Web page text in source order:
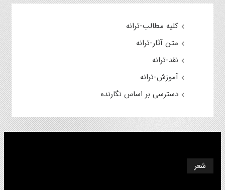
کلیه مطالب-ترانه
متن آثار-ترانه
نقد-ترانه
آموزش-ترانه
دسترسی بر اساس نگارنده
شعر